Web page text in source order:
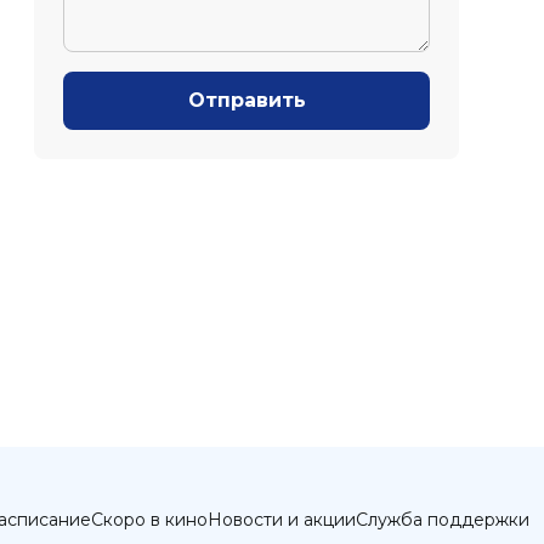
Отправить
Скоро в киноНовости и акцииСлужба поддержки